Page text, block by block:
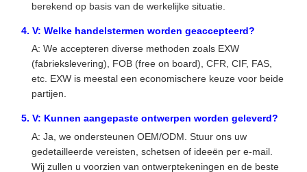
berekend op basis van de werkelijke situatie.
4. V: Welke handelstermen worden geaccepteerd?
A: We accepteren diverse methoden zoals EXW
(fabriekslevering), FOB (free on board), CFR, CIF, FAS,
etc. EXW is meestal een economischere keuze voor beide
partijen.
5. V: Kunnen aangepaste ontwerpen worden geleverd?
A: Ja, we ondersteunen OEM/ODM. Stuur ons uw
gedetailleerde vereisten, schetsen of ideeën per e-mail.
Wij zullen u voorzien van ontwerptekeningen en de beste